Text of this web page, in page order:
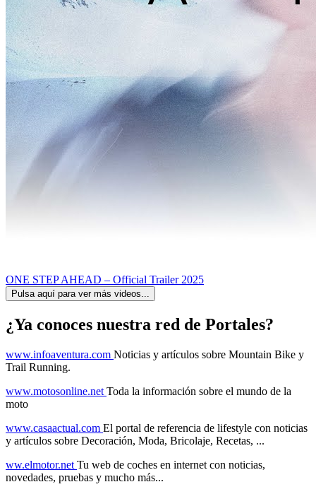
ONE STEP AHEAD – Official Trailer 2025
Pulsa aquí para ver más videos...
¿Ya conoces nuestra red de Portales?
www.infoaventura.com Noticias y artículos sobre Mountain Bike y
Trail Running.
www.motosonline.net Toda la información sobre el mundo de la
moto
www.casaactual.com El portal de referencia de lifestyle con noticias
y artículos sobre Decoración, Moda, Bricolaje, Recetas, ...
ww.elmotor.net Tu web de coches en internet con noticias,
novedades, pruebas y mucho más...